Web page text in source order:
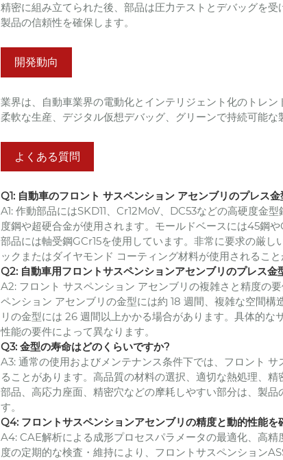
精密に組み立てられた後、部品は圧力テストとデバッグを
製品の信頼性を確保します。
開発動向
業界は、自動車業界の電動化とインテリジェント化のトレ
柔軟な生産、デジタル仮想デバッグ、グリーンで持続可能
よくある質問
Q1: 自動車のフロント サスペンション アセンブリのプレス
A1: 作動部品にはSKD11、Cr12MoV、DC53などの高硬度金
度鋼や超硬合金が使用されます。モールドベースには45鋼
部品には軸受鋼GCr15を使用しています。非常に要求の厳
ックまたはダイヤモンド コーティング材料が使用されること
Q2: 自動車用フロントサスペンションアセンブリのプレス
A2: フロント サスペンション アセンブリの複雑さと精度の
ペンション アセンブリの金型には約 18 週間、複雑な空間
リの金型には 26 週間以上かかる場合があります。具体的
性能の要件によって異なります。
Q3: 金型の寿命はどのくらいですか?
A3: 通常の使用およびメンテナンス条件下では、フロント
ることがあります。高品質の材料の選択、適切な熱処理、
部品、高応力座面、精密穴などの摩耗しやすい部分は、製
す。
Q4: フロントサスペンションアセンブリの精度と動的性能
A4: CAE解析による成形プロセスパラメータの最適化、高
度の定期的な検査・維持により、フロントサスペンション